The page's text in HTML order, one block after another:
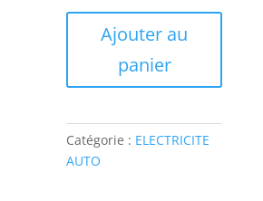
Etude
?
lectricit?
/?
Ajouter au
panier
Catégorie : ELECTRICITE
AUTO